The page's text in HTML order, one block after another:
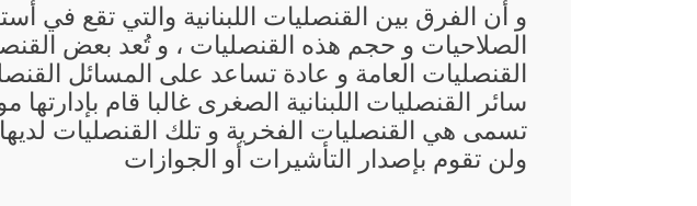
و أن الفرق بين القنصليات اللبنانية والتي تقع في
الصلاحيات و حجم هذه القنصليات ، و تُعد بعض
القنصليات العامة و عادة تساعد على المسائل
سائر القنصليات اللبنانية الصغرى غالبا قام
تسمى هي القنصليات الفخرية و تلك القنصليات
ولن تقوم بإصدار التأشيرات أو الجوازات